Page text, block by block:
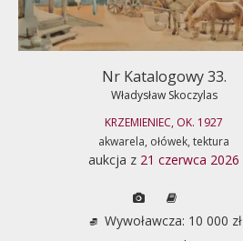
Nr Katalogowy 33.
Władysław Skoczylas
KRZEMIENIEC, OK. 1927
akwarela, ołówek, tektura
aukcja z 21 czerwca 2026
Wywoławcza: 10 000 zł